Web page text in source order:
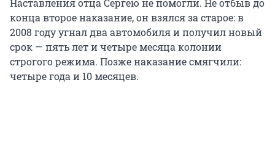
Наставления отца Сергею не помогли. Не отбыв до
конца второе наказание, он взялся за старое: в
2008 году угнал два автомобиля и получил новый
срок — пять лет и четыре месяца колонии
строгого режима. Позже наказание смягчили:
четыре года и 10 месяцев.